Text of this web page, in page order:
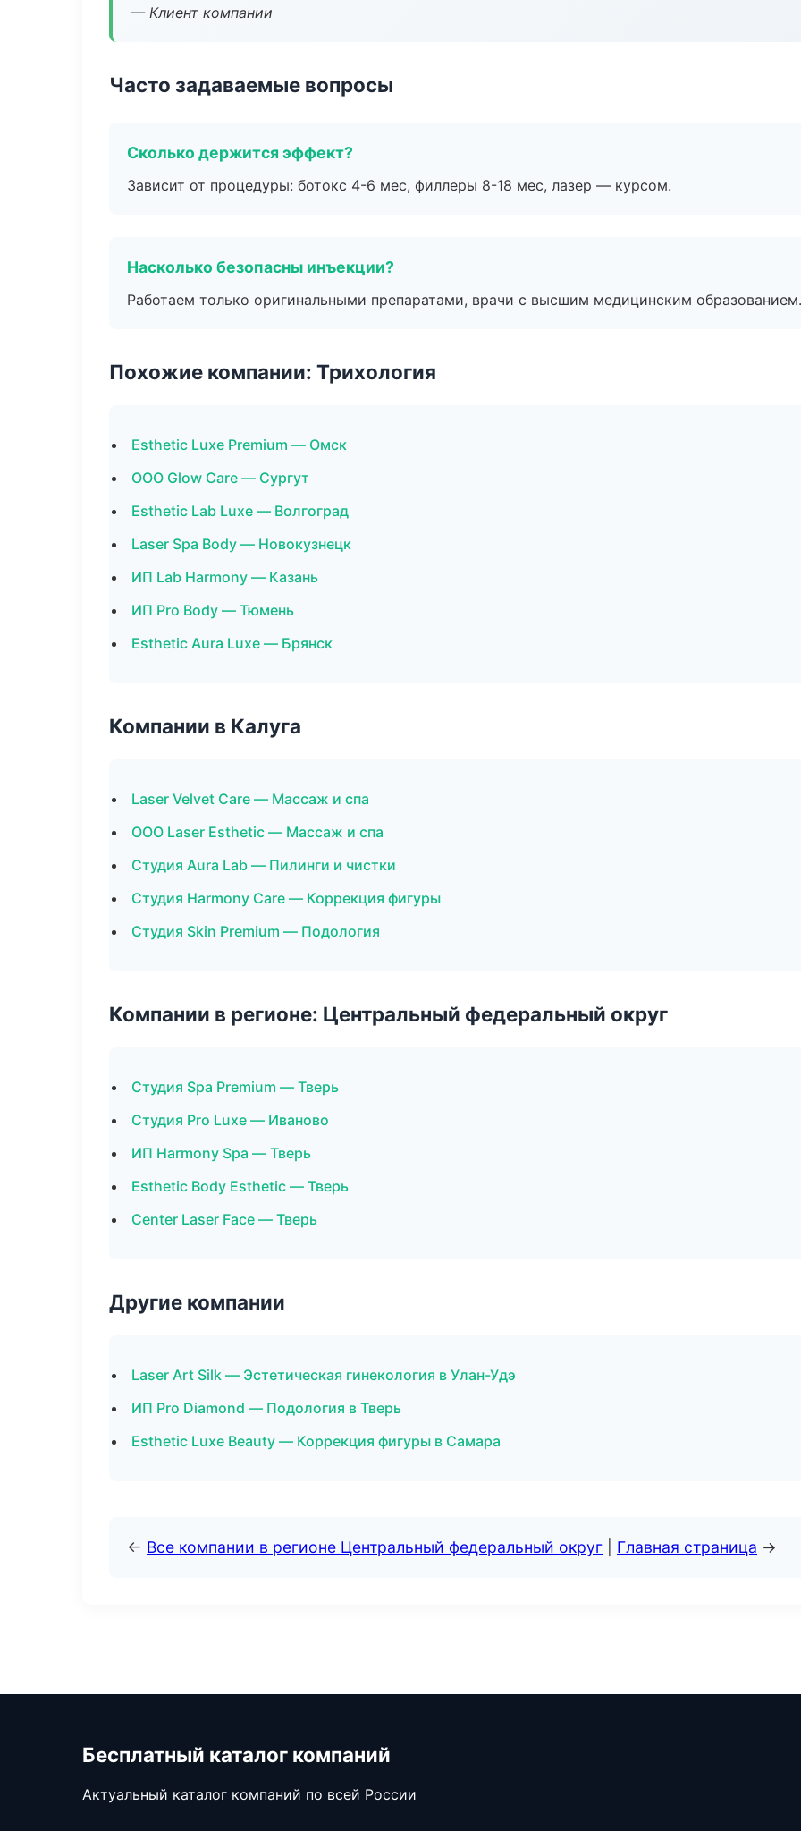
— Клиент компании
Часто задаваемые вопросы
Сколько держится эффект?
Зависит от процедуры: ботокс 4-6 мес, филлеры 8-18 мес, лазер — курсом.
Насколько безопасны инъекции?
Работаем только оригинальными препаратами, врачи с высшим медицинским образованием.
Похожие компании: Трихология
Esthetic Luxe Premium — Омск
ООО Glow Care — Сургут
Esthetic Lab Luxe — Волгоград
Laser Spa Body — Новокузнецк
ИП Lab Harmony — Казань
ИП Pro Body — Тюмень
Esthetic Aura Luxe — Брянск
Компании в Калуга
Laser Velvet Care — Массаж и спа
ООО Laser Esthetic — Массаж и спа
Студия Aura Lab — Пилинги и чистки
Студия Harmony Care — Коррекция фигуры
Студия Skin Premium — Подология
Компании в регионе: Центральный федеральный округ
Студия Spa Premium — Тверь
Студия Pro Luxe — Иваново
ИП Harmony Spa — Тверь
Esthetic Body Esthetic — Тверь
Center Laser Face — Тверь
Другие компании
Laser Art Silk — Эстетическая гинекология в Улан-Удэ
ИП Pro Diamond — Подология в Тверь
Esthetic Luxe Beauty — Коррекция фигуры в Самара
← Все компании в регионе Центральный федеральный округ Главная страница →
Бесплатный каталог компаний
Актуальный каталог компаний по всей России